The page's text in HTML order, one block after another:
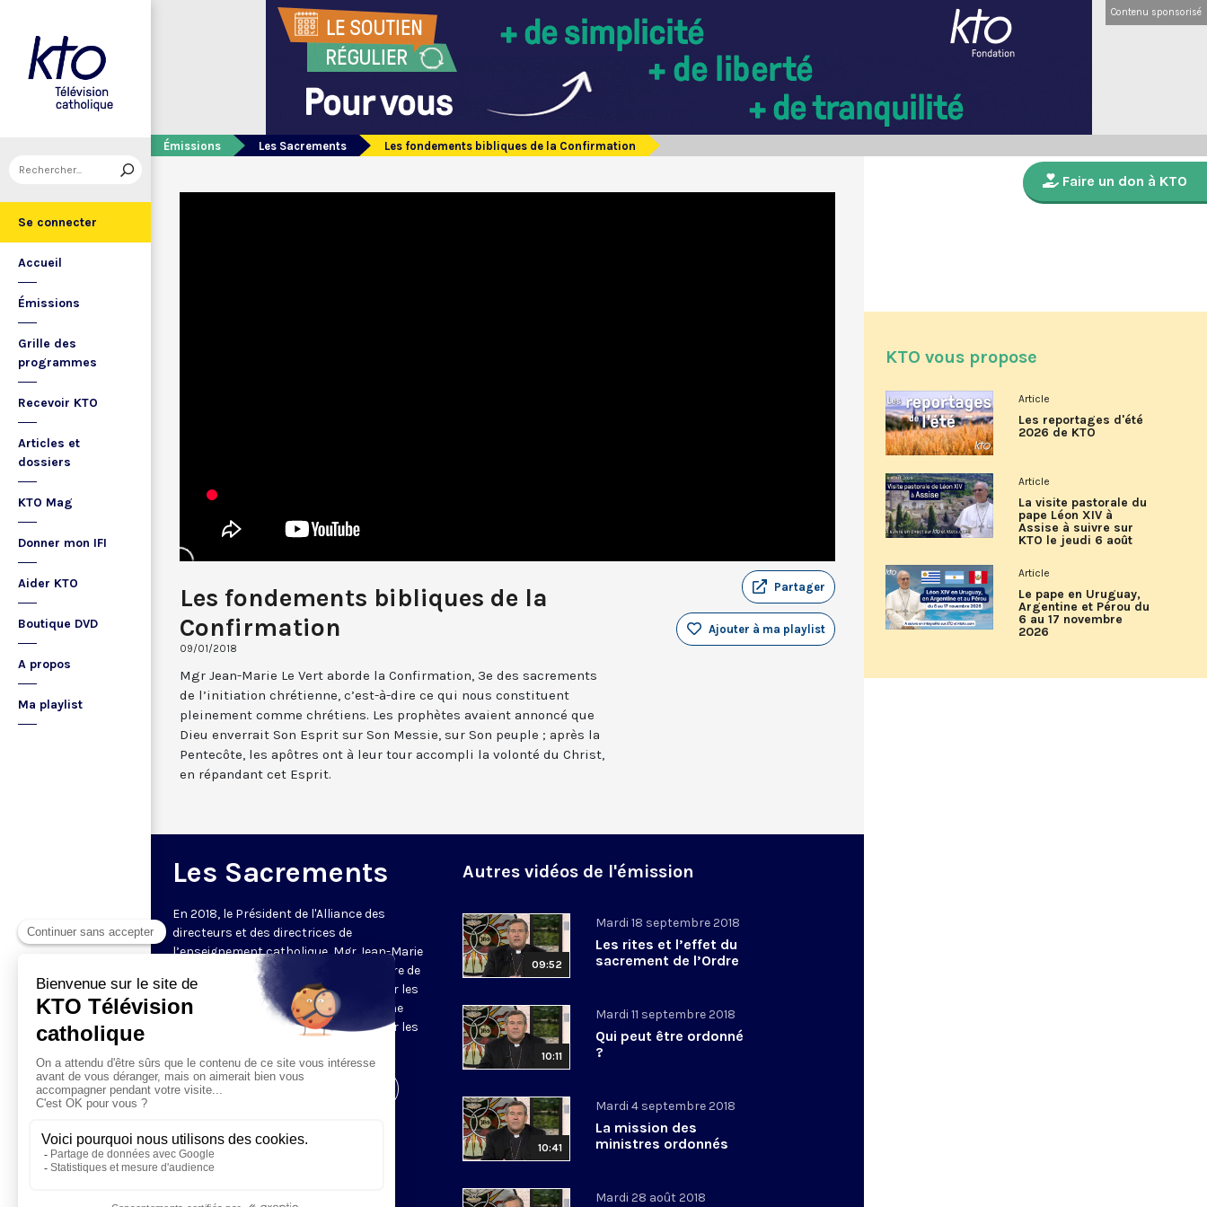
Se connecter
Accueil
Émissions
Grille des
programmes
Recevoir KTO
Articles et
dossiers
KTO Mag
Donner mon IFI
Aider KTO
Boutique DVD
A propos
Ma playlist
Contenu sponsorisé
Émissions Les Sacrements Les fondements bibliques de la Confirmation
Les fondements bibliques de la
Confirmation
09/01/2018
Partager
Ajouter à ma playlist
Mgr Jean-Marie Le Vert aborde la Confirmation, 3e des sacrements
de l’initiation chrétienne, c’est-à-dire ce qui nous constituent
pleinement comme chrétiens. Les prophètes avaient annoncé que
Dieu enverrait Son Esprit sur Son Messie, sur Son peuple ; après la
Pentecôte, les apôtres ont à leur tour accompli la volonté du Christ,
en répandant cet Esprit.
Les Sacrements
En 2018, le Président de l'Alliance des
directeurs et des directrices de
l’enseignement catholique, Mgr Jean-Marie
Le Vert (depuis, nommé évêque auxiliaire de
Bordeaux) délivre un enseignement sur les
Sacrements en plusieurs épisodes : une
formation courte, chaque semaine, sur les
Visiter la page de l'émission
Autres vidéos de l'émission
09:52
Mardi 18 septembre 2018
Les rites et l’effet du
sacrement de l’Ordre
10:11
Mardi 11 septembre 2018
Qui peut être ordonné
?
10:41
Mardi 4 septembre 2018
La mission des
ministres ordonnés
Mardi 28 août 2018
Faire un don à KTO
KTO vous propose
Article
Les reportages d'été
2026 de KTO
Article
La visite pastorale du
pape Léon XIV à
Assise à suivre sur
KTO le jeudi 6 août
Article
Le pape en Uruguay,
Argentine et Pérou du
6 au 17 novembre
2026